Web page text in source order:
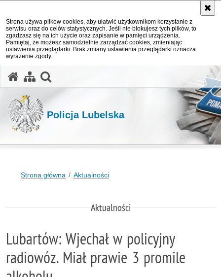
Strona używa plików cookies, aby ułatwić użytkownikom korzystanie z
serwisu oraz do celów statystycznych. Jeśli nie blokujesz tych plików, to
zgadzasz się na ich użycie oraz zapisanie w pamięci urządzenia.
Pamiętaj, że możesz samodzielnie zarządzać cookies, zmieniając
ustawienia przeglądarki. Brak zmiany ustawienia przeglądarki oznacza
wyrażenie zgody.
Policja Lubelska
Strona główna Aktualności
Aktualności
Lubartów: Wjechał w policyjny
radiowóz. Miał prawie 3 promile